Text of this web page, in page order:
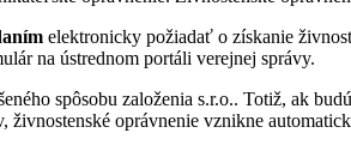
elektronicky požiadať o získanie
na ústrednom portáli verejnej správy.
spôsobu založenia s.r.o.. Totiž, ak
živnostenské oprávnenie vznikne